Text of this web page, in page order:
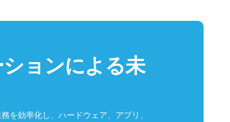
ョンによる未
効率化し、ハードウェア、アプリ、